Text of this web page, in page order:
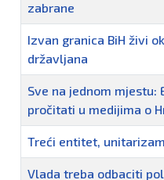
zabrane
Izvan granica BiH živi
državljana
Sve na jednom mjestu:
pročitati u medijima o
Treći entitet,
Vlada treba odbaciti